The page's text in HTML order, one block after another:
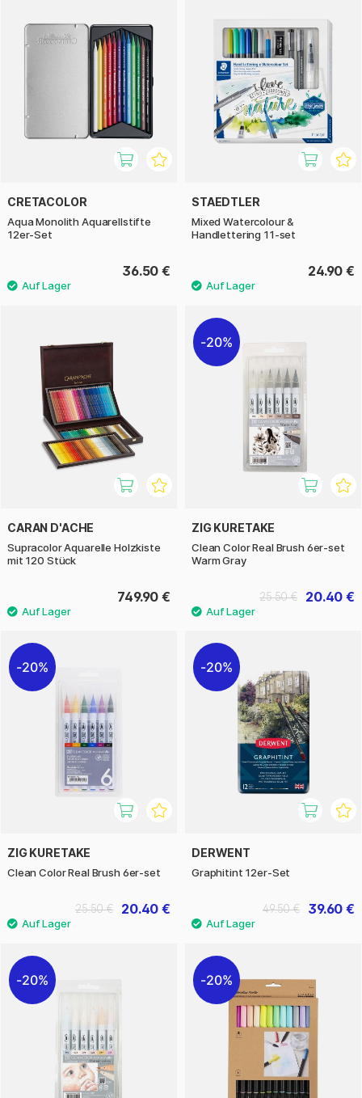
CRETACOLOR
Aqua Monolith Aquarellstifte
12er-Set
36.50 €
STAEDTLER
Mixed Watercolour &
Handlettering 11-set
24.90 €
CARAN D'ACHE
Supracolor Aquarelle Holzkiste
mit 120 Stück
749.90 €
20%
ZIG KURETAKE
Clean Color Real Brush 6er-set
Warm Gray
20.40 €
25.50 €
20%
ZIG KURETAKE
Clean Color Real Brush 6er-set
20.40 €
25.50 €
20%
DERWENT
Graphitint 12er-Set
39.60 €
49.50 €
20% 20%